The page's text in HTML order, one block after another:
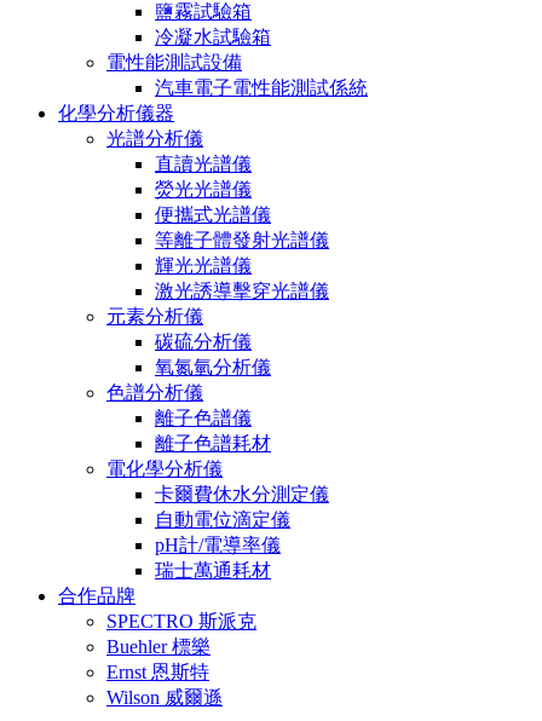
鹽霧試驗箱
冷凝水試驗箱
電性能測試設備
汽車電子電性能測試係統
化學分析儀器
光譜分析儀
直讀光譜儀
熒光光譜儀
便攜式光譜儀
等離子體發射光譜儀
輝光光譜儀
激光誘導擊穿光譜儀
元素分析儀
碳硫分析儀
氧氮氫分析儀
色譜分析儀
離子色譜儀
離子色譜耗材
電化學分析儀
卡爾費休水分測定儀
自動電位滴定儀
pH計/電導率儀
瑞士萬通耗材
合作品牌
SPECTRO 斯派克
Buehler 標樂
Ernst 恩斯特
Wilson 威爾遜